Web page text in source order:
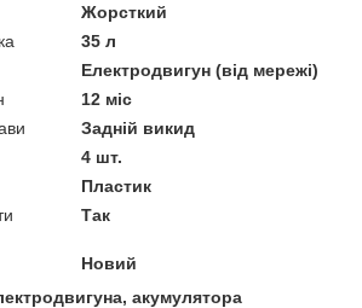
Жорсткий
35 л
Електродвигун (від мережі)
12 міс
Задній викид
4 шт.
Пластик
Так
Новий
акумулятора